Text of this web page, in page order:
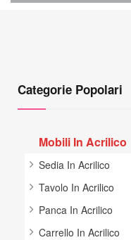
Categorie Popolari
Mobili In Acrilico
Sedia In Acrilico
Tavolo In Acrilico
Panca In Acrilico
Carrello In Acrilico